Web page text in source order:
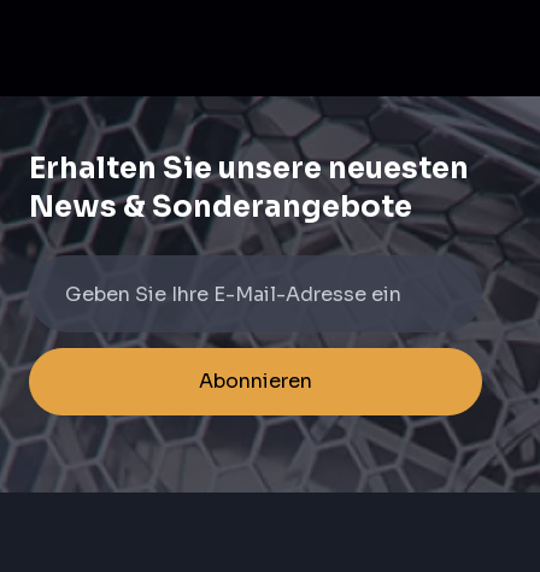
Erhalten Sie unsere neuesten
News & Sonderangebote
Abonnieren